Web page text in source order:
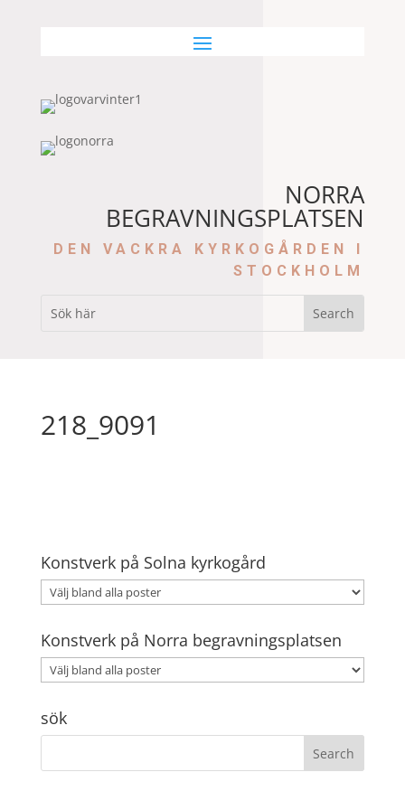
NORRA
BEGRAVNINGSPLATSEN
DEN VACKRA KYRKOGÅRDEN I
STOCKHOLM
218_9091
Konstverk på Solna kyrkogård
Konstverk på Norra begravningsplatsen
sök